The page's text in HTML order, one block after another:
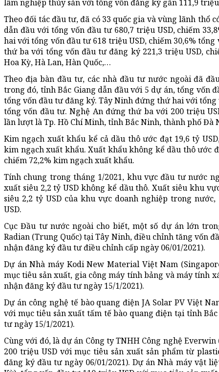
lâm nghiệp thủy sản với tổng vốn đăng ký gần 111,9 triệu
Theo đối tác đầu tư, đã có 33 quốc gia và vùng lãnh thổ
dẫn đầu với tổng vốn đầu tư 680,7 triệu USD, chiếm
hai với tổng vốn đầu tư 618 triệu USD, chiếm 30,6%
thứ ba với tổng vốn đầu tư đăng ký 221,3 triệu USD,
Hoa Kỳ, Hà Lan, Hàn Quốc,…
Theo địa bàn đầu tư, các nhà đầu tư nước ngoài đã
trong đó, tỉnh Bắc Giang dẫn đầu với 5 dự án, tổng vốn
tổng vốn đầu tư đăng ký. Tây Ninh đứng thứ hai với tổng
tổng vốn đầu tư. Nghệ An đứng thứ ba với 200 triệu
lần lượt là Tp. Hồ Chí Minh, tỉnh Bắc Ninh, thành phố Đà
Kim ngạch xuất khẩu kể cả dầu thô ước đạt 19,6 tỷ
kim ngạch xuất khẩu. Xuất khẩu không kể dầu thô ước
chiếm 72,2% kim ngạch xuất khẩu.
Tính chung trong tháng 1/2021, khu vực đầu tư nước
xuất siêu 2,2 tỷ USD không kể dầu thô. Xuất siêu khu
siêu 2,2 tỷ USD của khu vực doanh nghiệp trong
USD.
Cục Đầu tư nước ngoài cho biết, một số dự án lớn
Radian (Trung Quốc) tại Tây Ninh, điều chỉnh tăng vốn
nhận đăng ký đầu tư điều chỉnh cấp ngày 06/01/2021).
Dự án Nhà máy Kodi New Material Việt Nam
mục tiêu sản xuất, gia công máy tính bảng và máy tính
nhận đăng ký đầu tư ngày 15/1/2021).
Dự án công nghệ tế bào quang điện JA Solar PV Việt
với mục tiêu sản xuất tấm tế bào quang điện tại tỉnh
tư ngày 15/1/2021).
Cùng với đó, là dự án Công ty TNHH Công nghệ
200 triệu USD với mục tiêu sản xuất sản phẩm từ
đăng ký đầu tư ngày 06/01/2021). Dự án Nhà máy vật